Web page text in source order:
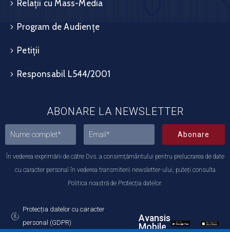
Relații cu Mass-Media
Program de Audiențe
Petiții
Responsabil L544/2001
ABONARE LA NEWSLETTER
Abonare
În vederea exprimării de către Dvs. a consimțământului pentru prelucrarea de date
cu caracter personal în vederea transmiterii newsletter-ului, puteți consulta
Politica noastră de Protecția datelor.
Protecția datelor cu caracter
personal (GDPR)
Avansis
Mobile